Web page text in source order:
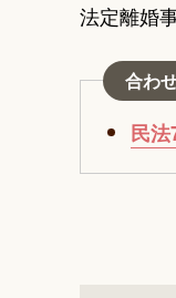
法定離婚
合わ
民